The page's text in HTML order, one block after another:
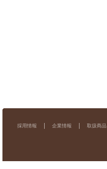
採用情報 企業情報 取扱商品